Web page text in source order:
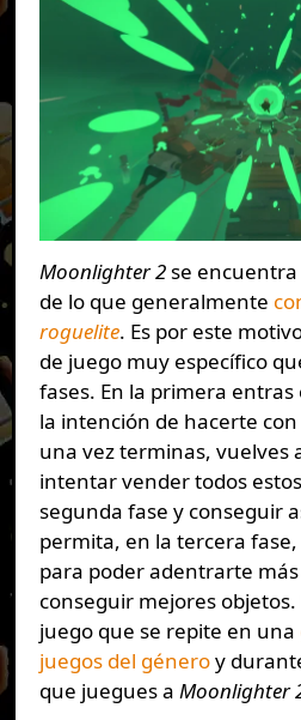
Moonlighter 2se
de lo que generalmente
roguelite. Es por este
de juego muy específico
fases. En la primera
la intención de hacerte
una vez terminas, vuelves
intentar vender todos
segunda fase y conseguir
permita, en la tercera
para poder adentrarte
conseguir mejores objetos.
juego que se repite en una
juegos del géneroy
que juegues a Moonlighter